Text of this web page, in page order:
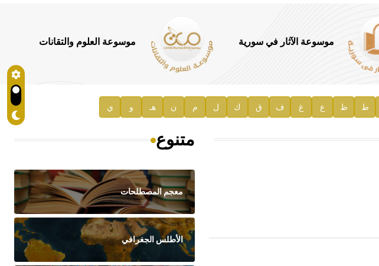
موسوعة الآثار في سورية موسوعة العلوم والتقانات
ط ظ ع غ ف ق ك ل م ن هـ و ي
متنوع
معجم المصطلحات
الأطلس الجغرافي